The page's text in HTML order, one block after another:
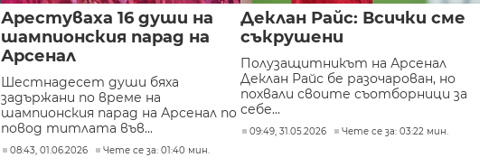
Арестуваха 16 души на
шампионския парад на
Арсенал
Шестнадесет души бяха
задържани по време на
шампионския парад на Арсенал по
повод титлата във...
08:43, 01.06.2026 Чете се за: 01:40 мин.
Деклан Райс: Всички сме
съкрушени
Полузащитникът на Арсенал
Деклан Райс бе разочарован, но
похвали своите съотборници за
себе...
09:49, 31.05.2026 Чете се за: 03:22 мин.